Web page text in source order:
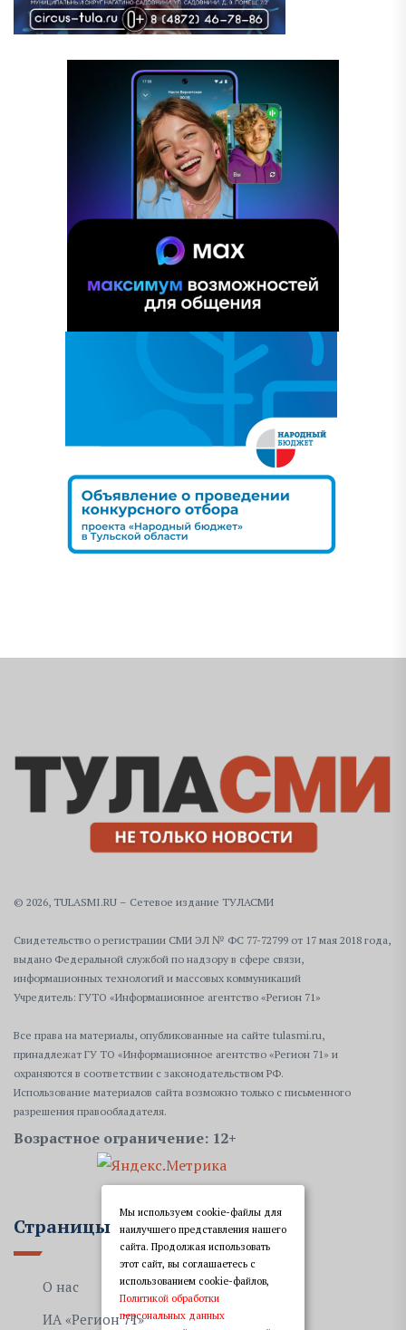
© 2026, TULASMI.RU – Сетевое издание ТУЛАСМИ
Свидетельство о регистрации СМИ ЭЛ № ФС 77-72799 от 17 мая 2018 года,
выдано Федеральной службой по надзору в сфере связи,
информационных технологий и массовых коммуникаций
Учредитель: ГУТО «Информационное агентство «Регион 71»
Все права на материалы, опубликованные на сайте tulasmi.ru,
принадлежат ГУ ТО «Информационное агентство «Регион 71» и
охраняются в соответствии с законодательством РФ.
Использование материалов сайта возможно только с письменного
разрешения правообладателя.
Возрастное ограничение: 12+
Страницы
О нас
ИА «Регион 71»
Мы используем cookie-файлы для
наилучшего представления нашего
сайта. Продолжая использовать
этот сайт, вы соглашаетесь с
использованием cookie-файлов,
Политикой обработки
персональных данных